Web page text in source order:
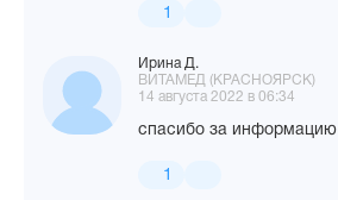
1
Ирина Д.
ВИТАМЕД (КРАСНОЯРСК)
14 августа 2022 в 06:34
спасибо за информацию
1